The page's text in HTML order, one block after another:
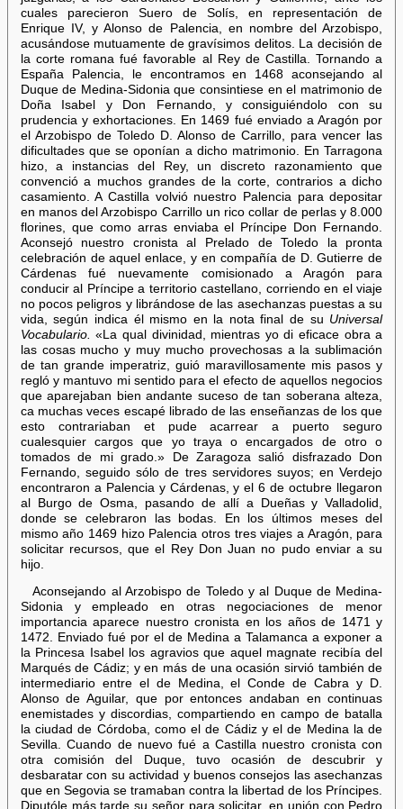
cuales parecieron Suero de Solís, en representación de
Enrique IV, y Alonso de Palencia, en nombre del Arzobispo,
acusándose mutuamente de gravísimos delitos. La decisión de
la corte romana fué favorable al Rey de Castilla. Tornando a
España Palencia, le encontramos en 1468 aconsejando al
Duque de Medina-Sidonia que consintiese en el matrimonio de
Doña Isabel y Don Fernando, y consiguiéndolo con su
prudencia y exhortaciones. En 1469 fué enviado a Aragón por
el Arzobispo de Toledo D. Alonso de Carrillo, para vencer las
dificultades que se oponían a dicho matrimonio. En Tarragona
hizo, a instancias del Rey, un discreto razonamiento que
convenció a muchos grandes de la corte, contrarios a dicho
casamiento. A Castilla volvió nuestro Palencia para depositar
en manos del Arzobispo Carrillo un rico collar de perlas y 8.000
florines, que como arras enviaba el Príncipe Don Fernando.
Aconsejó nuestro cronista al Prelado de Toledo la pronta
celebración de aquel enlace, y en compañía de D. Gutierre de
Cárdenas fué nuevamente comisionado a Aragón para
conducir al Príncipe a territorio castellano, corriendo en el viaje
no pocos peligros y librándose de las asechanzas puestas a su
vida, según indica él mismo en la nota final de su Universal
Vocabulario. «La qual divinidad, mientras yo di eficace obra a
las cosas mucho y muy mucho provechosas a la sublimación
de tan grande imperatriz, guió maravillosamente mis pasos y
regló y mantuvo mi sentido para el efecto de aquellos negocios
que aparejaban bien andante suceso de tan soberana alteza,
ca muchas veces escapé librado de las enseñanzas de los que
esto contrariaban et pude acarrear a puerto seguro
cualesquier cargos que yo traya o encargados de otro o
tomados de mi grado.» De Zaragoza salió disfrazado Don
Fernando, seguido sólo de tres servidores suyos; en Verdejo
encontraron a Palencia y Cárdenas, y el 6 de octubre llegaron
al Burgo de Osma, pasando de allí a Dueñas y Valladolid,
donde se celebraron las bodas. En los últimos meses del
mismo año 1469 hizo Palencia otros tres viajes a Aragón, para
solicitar recursos, que el Rey Don Juan no pudo enviar a su
hijo.
Aconsejando al Arzobispo de Toledo y al Duque de Medina-
Sidonia y empleado en otras negociaciones de menor
importancia aparece nuestro cronista en los años de 1471 y
1472. Enviado fué por el de Medina a Talamanca a exponer a
la Princesa Isabel los agravios que aquel magnate recibía del
Marqués de Cádiz; y en más de una ocasión sirvió también de
intermediario entre el de Medina, el Conde de Cabra y D.
Alonso de Aguilar, que por entonces andaban en continuas
enemistades y discordias, compartiendo en campo de batalla
la ciudad de Córdoba, como el de Cádiz y el de Medina la de
Sevilla. Cuando de nuevo fué a Castilla nuestro cronista con
otra comisión del Duque, tuvo ocasión de descubrir y
desbaratar con su actividad y buenos consejos las asechanzas
que en Segovia se tramaban contra la libertad de los Príncipes.
Diputóle más tarde su señor para solicitar, en unión con Pedro